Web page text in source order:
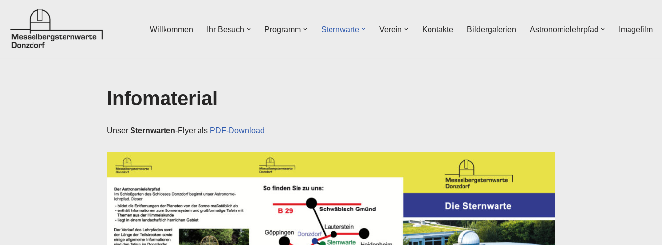
Zum
Inhalt
Willkommen Ihr Besuch Programm Sternwarte Verein Kontakte Bildergalerien Astronomielehrpfad Imagefilm
Infomaterial
Unser Sternwarten-Flyer als PDF-Download